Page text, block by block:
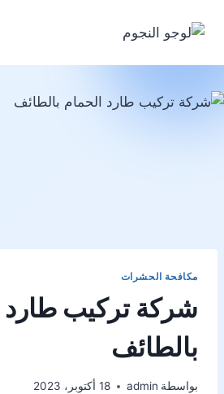
مكافحة الحشرات
شركة تركيب طارد
بالطائف
بواسطة admin 18 أكتوبر، 2023